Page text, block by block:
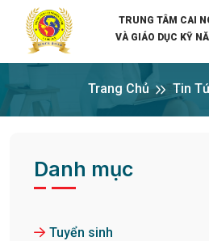
TRUNG TÂM CAI
VÀ GIÁO DỤC KỸ
Trang Chủ Tin
Danh mục
Tuyển sinh